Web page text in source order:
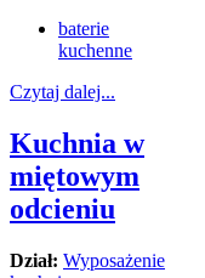
baterie
kuchenne
Czytaj dalej...
Kuchnia w
miętowym
odcieniu
Dział: Wyposażenie